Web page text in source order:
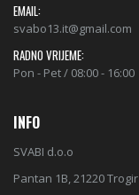
EMAIL:
svabo13.it@gmail.com
RADNO VRIJEME:
Pon - Pet / 08:00 - 16:00
INFO
SVABI d.o.o
Pantan 1B, 21220 Trogir